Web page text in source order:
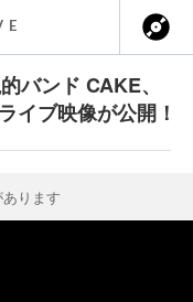
バンド CAKE、
ブ映像が公開！
ります